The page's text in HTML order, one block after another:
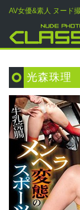
AV女優&素人 ヌード
光森珠理